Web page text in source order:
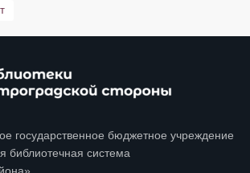
государственное бюджетное учреждение
библиотечная система